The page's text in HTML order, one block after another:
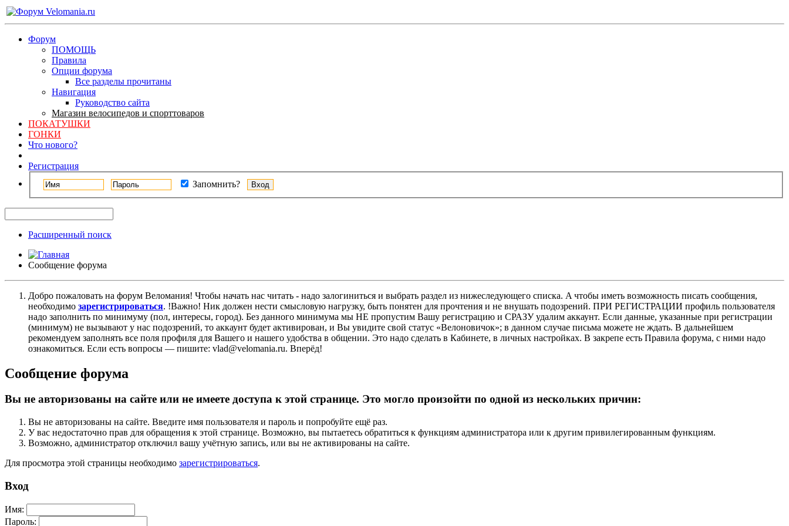
Форум
ПОМОЩЬ
Правила
Опции форума
Все разделы прочитаны
Навигация
Руководство сайта
Магазин велосипедов и спорттоваров
ПОКАТУШКИ
ГОНКИ
Что нового?
Регистрация
Запомнить?
Расширенный поиск
Сообщение форума
Добро пожаловать на форум Веломания! Чтобы начать нас читать - надо залогиниться и выбрать раздел из нижеследующего списка. A чтобы иметь возможность писать сообщения,
необходимо зарегистрироваться. !Важно! Ник должен нести смысловую нагрузку, быть понятен для прочтения и не внушать подозрений. ПРИ РЕГИСТРАЦИИ профиль пользователя
надо заполнить по минимуму (пол, интересы, город). Без данного минимума мы НЕ пропустим Вашу регистрацию и СРАЗУ удалим аккаунт. Если данные, указанные при регистрации
(минимум) не вызывают у нас подозрений, то аккаунт будет активирован, и Вы увидите свой статус «Велоновичок»; в данном случае письма можете не ждать. В дальнейшем
рекомендуем заполнять все поля профиля для Вашего и нашего удобства в общении. Это надо сделать в Кабинете, в личных настройках. В закрепе есть Правила форума, с ними надо
ознакомиться. Если есть вопросы — пишите: vlad@velomania.ru. Вперёд!
Сообщение форума
Вы не авторизованы на сайте или не имеете доступа к этой странице. Это могло произойти по одной из нескольких причин:
Вы не авторизованы на сайте. Введите имя пользователя и пароль и попробуйте ещё раз.
У вас недостаточно прав для обращения к этой странице. Возможно, вы пытаетесь обратиться к функциям администратора или к другим привилегированным функциям.
Возможно, администратор отключил вашу учётную запись, или вы не активированы на сайте.
Для просмотра этой страницы необходимо зарегистрироваться.
Вход
Имя:
Пароль: